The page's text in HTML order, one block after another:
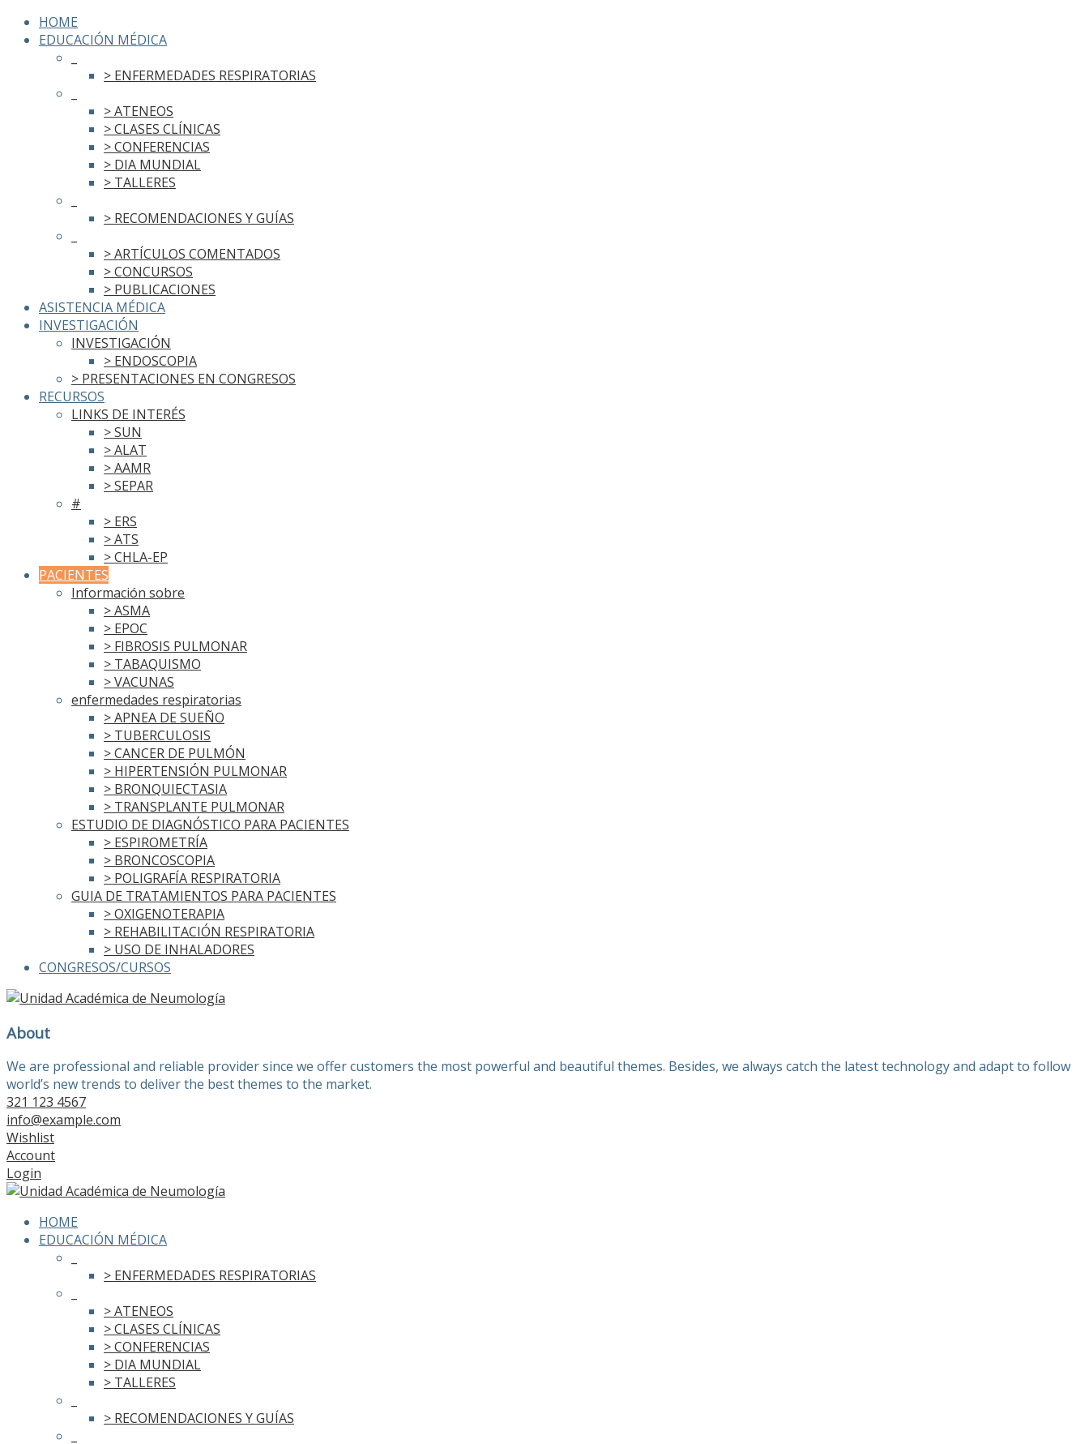
HOME
EDUCACIÓN MÉDICA
> ENFERMEDADES RESPIRATORIAS
> ATENEOS
> CLASES CLÍNICAS
> CONFERENCIAS
> DIA MUNDIAL
> TALLERES
> RECOMENDACIONES Y GUÍAS
> ARTÍCULOS COMENTADOS
> CONCURSOS
> PUBLICACIONES
ASISTENCIA MÉDICA
INVESTIGACIÓN
INVESTIGACIÓN
> ENDOSCOPIA
> PRESENTACIONES EN CONGRESOS
RECURSOS
LINKS DE INTERÉS
> SUN
> ALAT
> AAMR
> SEPAR
#
> ERS
> ATS
> CHLA-EP
PACIENTES
Información sobre
> ASMA
> EPOC
> FIBROSIS PULMONAR
> TABAQUISMO
> VACUNAS
enfermedades respiratorias
> APNEA DE SUEÑO
> TUBERCULOSIS
> CANCER DE PULMÓN
> HIPERTENSIÓN PULMONAR
> BRONQUIECTASIA
> TRANSPLANTE PULMONAR
ESTUDIO DE DIAGNÓSTICO PARA PACIENTES
> ESPIROMETRÍA
> BRONCOSCOPIA
> POLIGRAFÍA RESPIRATORIA
GUIA DE TRATAMIENTOS PARA PACIENTES
> OXIGENOTERAPIA
> REHABILITACIÓN RESPIRATORIA
> USO DE INHALADORES
CONGRESOS/CURSOS
About
We are professional and reliable provider since we offer customers the most powerful and beautiful themes. Besides, we always catch the latest technology and adapt to follow
world’s new trends to deliver the best themes to the market.
321 123 4567
info@example.com
Wishlist
Account
Login
HOME
EDUCACIÓN MÉDICA
> ENFERMEDADES RESPIRATORIAS
> ATENEOS
> CLASES CLÍNICAS
> CONFERENCIAS
> DIA MUNDIAL
> TALLERES
> RECOMENDACIONES Y GUÍAS